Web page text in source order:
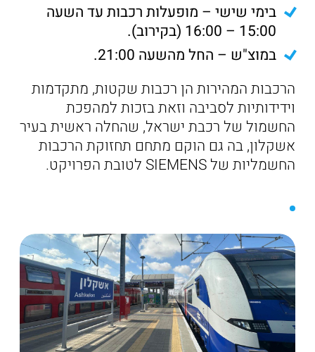
בימי שישי – מופעלות רכבות עד השעה
15:00 – 16:00 (בקירוב).
במוצ"ש – החל מהשעה 21:00.
הרכבות המהירות הן רכבות שקטות, מתקדמות
וידידותיות לסביבה וזאת בזכות למהפכת
החשמול של רכבת ישראל, שהחלה ראשית בעיר
אשקלון, בה גם הוקם מתחם תחזוקת הרכבות
החשמליות של SIEMENS לטובת הפרויקט.